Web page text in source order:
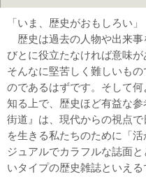
「いま、歴史がおもしろい」
歴史は過去の人物や出来事
びとに役立たなければ意味が
そんなに堅苦しく難しいも
のであるはずです。そして
知る上で、歴史ほど有益な
街道』は、現代からの視点
を生きる私たちのために「
ジュアルでカラフルな誌面
いタイプの歴史雑誌といえる